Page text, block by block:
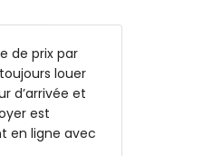
de prix par
louer
d’arrivée et
est
en ligne avec